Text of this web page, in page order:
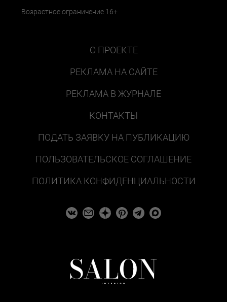
Возрастное ограничение 16+
О ПРОЕКТЕ
РЕКЛАМА НА САЙТЕ
РЕКЛАМА В ЖУРНАЛЕ
КОНТАКТЫ
ПОДАТЬ ЗАЯВКУ НА ПУБЛИКАЦИЮ
ПОЛЬЗОВАТЕЛЬСКОЕ СОГЛАШЕНИЕ
ПОЛИТИКА КОНФИДЕНЦИАЛЬНОСТИ